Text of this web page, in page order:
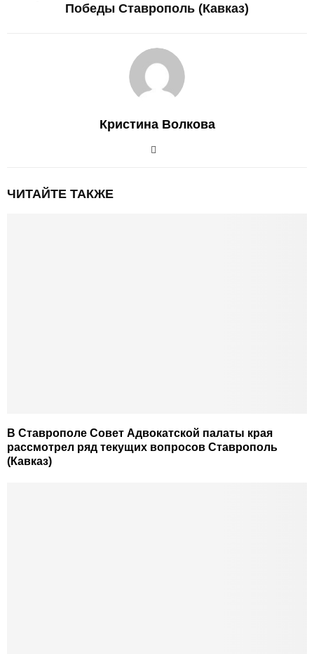
Победы Ставрополь (Кавказ)
Кристина Волкова
ЧИТАЙТЕ ТАКЖЕ
В Ставрополе Совет Адвокатской палаты края
рассмотрел ряд текущих вопросов Ставрополь
(Кавказ)